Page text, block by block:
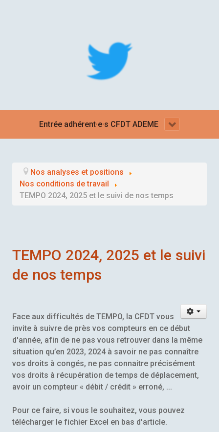
Entrée adhérent·e·s CFDT ADEME
Nos analyses et positions
Nos conditions de travail
TEMPO 2024, 2025 et le suivi de nos temps
TEMPO 2024, 2025 et le suivi
de nos temps
Face aux difficultés de TEMPO, la CFDT vous
invite à suivre de près vos compteurs en ce début
d'année, afin de ne pas vous retrouver dans la même
situation qu’en 2023, 2024 à savoir ne pas connaître
vos droits à congés, ne pas connaitre précisément
vos droits à récupération de temps de déplacement,
avoir un compteur « débit / crédit » erroné, ...
Pour ce faire, si vous le souhaitez, vous pouvez
télécharger le fichier Excel en bas d'article.